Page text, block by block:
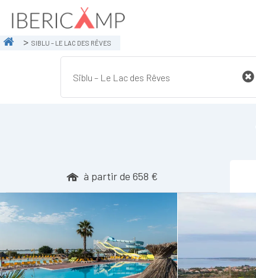
SIBLU – LE LAC DES RÊVES
à partir de 658 €